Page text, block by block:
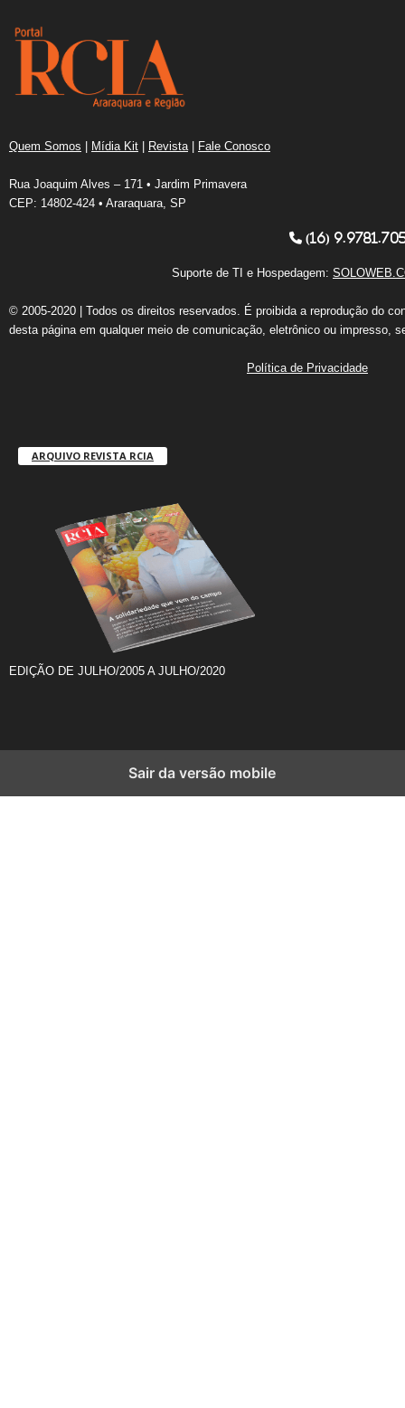
Quem Somos | Mídia Kit | Revista | Fale Conosco
Rua Joaquim Alves – 171 • Jardim Primavera
CEP: 14802-424 • Araraquara, SP
(16)
Suporte de TI e Hospedagem:
© 2005-2020 | Todos os direitos reservados. É proibida a reprodução do
desta página em qualquer meio de comunicação, eletrônico ou impresso,
Política de Privacidade
ARQUIVO REVISTA RCIA
EDIÇÃO DE JULHO/2005 A JULHO/2020
Sair da versão mobile